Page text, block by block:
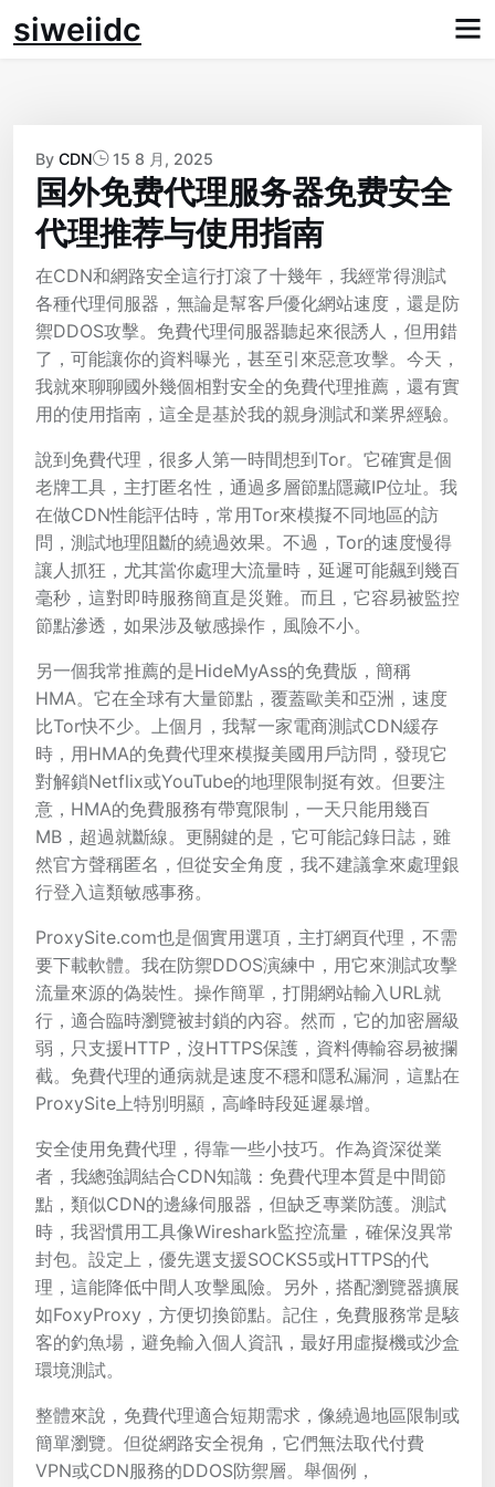
Skip
tosiweiidc
By CDN 15 8 月, 2025
国外免费代理服务器免费安全
代理推荐与使用指南
在CDN和網路安全這行打滾了十幾年，我經常得測試
各種代理伺服器，無論是幫客戶優化網站速度，還是防
禦DDOS攻擊。免費代理伺服器聽起來很誘人，但用錯
了，可能讓你的資料曝光，甚至引來惡意攻擊。今天，
我就來聊聊國外幾個相對安全的免費代理推薦，還有實
用的使用指南，這全是基於我的親身測試和業界經驗。
說到免費代理，很多人第一時間想到Tor。它確實是個
老牌工具，主打匿名性，通過多層節點隱藏IP位址。我
在做CDN性能評估時，常用Tor來模擬不同地區的訪
問，測試地理阻斷的繞過效果。不過，Tor的速度慢得
讓人抓狂，尤其當你處理大流量時，延遲可能飆到幾百
毫秒，這對即時服務簡直是災難。而且，它容易被監控
節點滲透，如果涉及敏感操作，風險不小。
另一個我常推薦的是HideMyAss的免費版，簡稱
HMA。它在全球有大量節點，覆蓋歐美和亞洲，速度
比Tor快不少。上個月，我幫一家電商測試CDN緩存
時，用HMA的免費代理來模擬美國用戶訪問，發現它
對解鎖Netflix或YouTube的地理限制挺有效。但要注
意，HMA的免費服務有帶寬限制，一天只能用幾百
MB，超過就斷線。更關鍵的是，它可能記錄日誌，雖
然官方聲稱匿名，但從安全角度，我不建議拿來處理銀
行登入這類敏感事務。
ProxySite.com也是個實用選項，主打網頁代理，不需
要下載軟體。我在防禦DDOS演練中，用它來測試攻擊
流量來源的偽裝性。操作簡單，打開網站輸入URL就
行，適合臨時瀏覽被封鎖的內容。然而，它的加密層級
弱，只支援HTTP，沒HTTPS保護，資料傳輸容易被攔
截。免費代理的通病就是速度不穩和隱私漏洞，這點在
ProxySite上特別明顯，高峰時段延遲暴增。
安全使用免費代理，得靠一些小技巧。作為資深從業
者，我總強調結合CDN知識：免費代理本質是中間節
點，類似CDN的邊緣伺服器，但缺乏專業防護。測試
時，我習慣用工具像Wireshark監控流量，確保沒異常
封包。設定上，優先選支援SOCKS5或HTTPS的代
理，這能降低中間人攻擊風險。另外，搭配瀏覽器擴展
如FoxyProxy，方便切換節點。記住，免費服務常是駭
客的釣魚場，避免輸入個人資訊，最好用虛擬機或沙盒
環境測試。
整體來說，免費代理適合短期需求，像繞過地區限制或
簡單瀏覽。但從網路安全視角，它們無法取代付費
VPN或CDN服務的DDOS防禦層。舉個例，